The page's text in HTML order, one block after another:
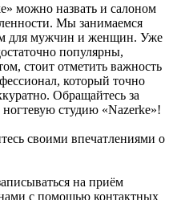
можно назвать и салоном
Мы занимаемся
для мужчин и женщин. Уже
популярны,
стоит отметить важность
который точно
Обращайтесь за
студию «Nazerke»!
своими впечатлениями о
на приём
нами с помощью контактных